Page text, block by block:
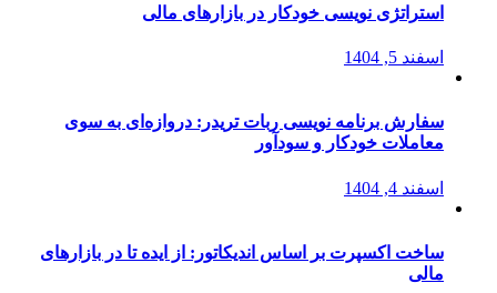
استراتژی‌ نویسی خودکار در بازارهای مالی
اسفند 5, 1404
سفارش برنامه نویسی ربات تریدر: دروازه‌ای به سوی
معاملات خودکار و سودآور
اسفند 4, 1404
ساخت اکسپرت بر اساس اندیکاتور: از ایده تا در بازارهای
مالی